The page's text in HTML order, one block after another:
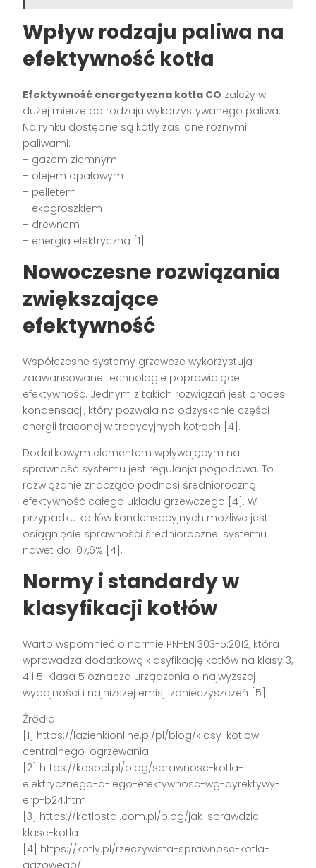
Wpływ rodzaju paliwa na
efektywność kotła
Efektywność energetyczna kotła CO zależy w
dużej mierze od rodzaju wykorzystywanego paliwa.
Na rynku dostępne są kotły zasilane różnymi
paliwami:
– gazem ziemnym
– olejem opałowym
– pelletem
– ekogroszkiem
– drewnem
– energią elektryczną [1]
Nowoczesne rozwiązania
zwiększające
efektywność
Współczesne systemy grzewcze wykorzystują
zaawansowane technologie poprawiające
efektywność. Jednym z takich rozwiązań jest proces
kondensacji, który pozwala na odzyskanie części
energii traconej w tradycyjnych kotłach [4].
Dodatkowym elementem wpływającym na
sprawność systemu jest regulacja pogodowa. To
rozwiązanie znacząco podnosi średnioroczną
efektywność całego układu grzewczego [4]. W
przypadku kotłów kondensacyjnych możliwe jest
osiągnięcie sprawności średniorocznej systemu
nawet do 107,6% [4].
Normy i standardy w
klasyfikacji kotłów
Warto wspomnieć o normie PN-EN 303-5:2012, która
wprowadza dodatkową klasyfikację kotłów na klasy 3,
4 i 5. Klasa 5 oznacza urządzenia o najwyższej
wydajności i najniższej emisji zanieczyszczeń [5].
Źródła:
[1] https://lazienkionline.pl/pl/blog/klasy-kotlow-
centralnego-ogrzewania
[2] https://kospel.pl/blog/sprawnosc-kotla-
elektrycznego-a-jego-efektywnosc-wg-dyrektywy-
erp-b24.html
[3] https://kotlostal.com.pl/blog/jak-sprawdzic-
klase-kotla
[4] https://kotly.pl/rzeczywista-sprawnosc-kotla-